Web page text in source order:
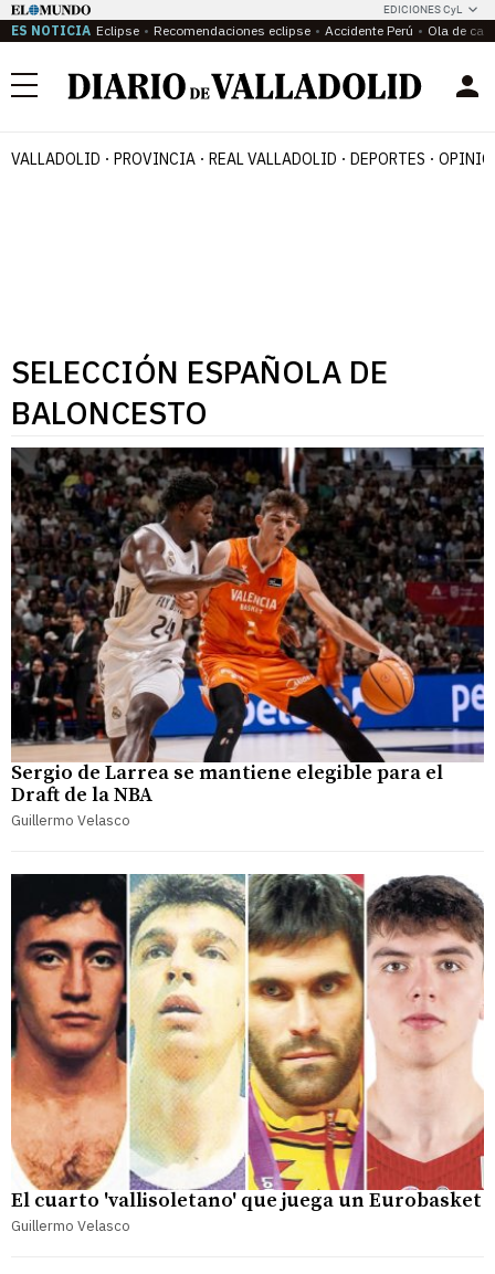
EDICIONES CyL
ES NOTICIA Eclipse Recomendaciones eclipse Accidente Perú Ola de
Menú
VALLADOLID PROVINCIA REAL VALLADOLID DEPORTES
SELECCIÓN ESPAÑOLA DE
BALONCESTO
Sergio de Larrea se mantiene elegible para el
Draft de la NBA
Guillermo Velasco
El cuarto 'vallisoletano' que juega un Eurobasket
Guillermo Velasco